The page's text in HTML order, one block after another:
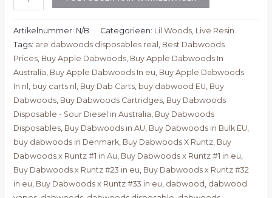
Artikelnummer: N/B Categorieën: Lil Woods, Live Resin
Tags: are dabwoods disposables real Best Dabwoods
Prices, Buy Apple Dabwoods, Buy Apple Dabwoods In
Australia Buy Apple Dabwoods In eu Buy Apple Dabwoods
In nl buy carts nl Buy Dab Carts, buy dabwood EU Buy
Dabwoods, Buy Dabwoods Cartridges, Buy Dabwoods
Disposable - Sour Diesel in Australia Buy Dabwoods
Disposables, Buy Dabwoods in AU Buy Dabwoods in Bulk EU
buy dabwoods in Denmark, Buy Dabwoods X Runtz, Buy
Dabwoods x Runtz #1 in Au Buy Dabwoods x Runtz #1 in eu
Buy Dabwoods x Runtz #23 in eu Buy Dabwoods x Runtz #32
in eu Buy Dabwoods x Runtz #33 in eu dabwood dabwood